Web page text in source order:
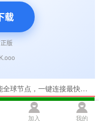
ok浏览器无任何广告。智能全球节点，一键连接最快线路；防止网络劫持与窥探，抵御 DNS 污染。从启动到结束浏览，全程守护你的数字边界
加入 我的